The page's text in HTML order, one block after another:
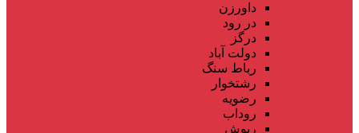
داورزن
در رود
درگز
دولت آباد
رباط سنگ
رشتخوار
رضویه
روداب
ریوش